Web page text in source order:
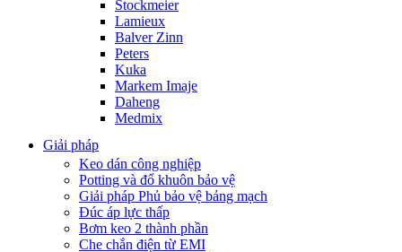
Stockmeier
Lamieux
Balver Zinn
Peters
Kuka
Markem Imaje
Daheng
Medmix
Giải pháp
Keo dán công nghiệp
Potting và đổ khuôn bảo vệ
Giải pháp Phủ bảo vệ bảng mạch
Đúc áp lực thấp
Bơm keo 2 thành phần
Che chắn điện từ EMI